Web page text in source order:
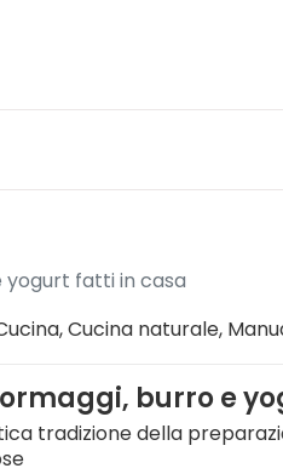
yogurt fatti in casa
, Cucina naturale,
burro e
tradizione della